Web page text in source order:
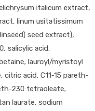
italicum extract,
linum usitatissimum
seed extract),
salicylic acid,
lauroyl/myristoyl
acid, C11-15 pareth-
230 tetraoleate,
laurate, sodium